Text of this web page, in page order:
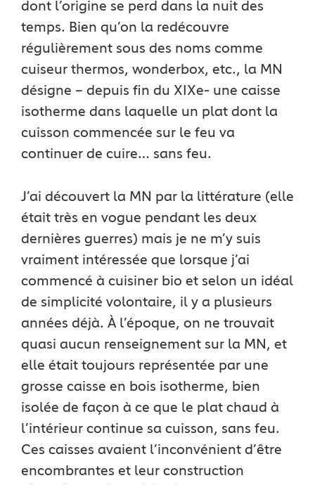
dont l’origine se perd dans la nuit des
temps. Bien qu’on la redécouvre
régulièrement sous des noms comme
cuiseur thermos, wonderbox, etc., la MN
désigne – depuis fin du XIXe- une caisse
isotherme dans laquelle un plat dont la
cuisson commencée sur le feu va
continuer de cuire… sans feu.
J’ai découvert la MN par la littérature (elle
était très en vogue pendant les deux
dernières guerres) mais je ne m’y suis
vraiment intéressée que lorsque j’ai
commencé à cuisiner bio et selon un idéal
de simplicité volontaire, il y a plusieurs
années déjà. À l’époque, on ne trouvait
quasi aucun renseignement sur la MN, et
elle était toujours représentée par une
grosse caisse en bois isotherme, bien
isolée de façon à ce que le plat chaud à
l’intérieur continue sa cuisson, sans feu.
Ces caisses avaient l’inconvénient d’être
encombrantes et leur construction